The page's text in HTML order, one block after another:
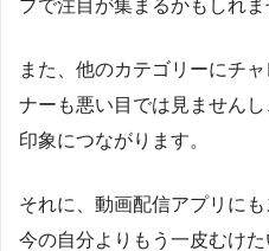
プで注目が集まるかもしれま
また、他のカテゴリーにチ
ナーも悪い目では見ません
印象につながります。
それに、動画配信アプリに
今の自分よりもう一皮むけ